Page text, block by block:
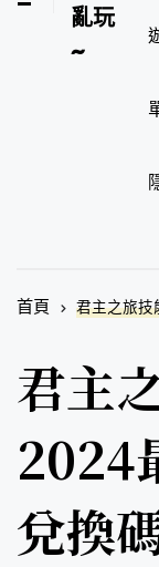
亂玩
~
首頁 君主之旅技
君主
2024
兌換